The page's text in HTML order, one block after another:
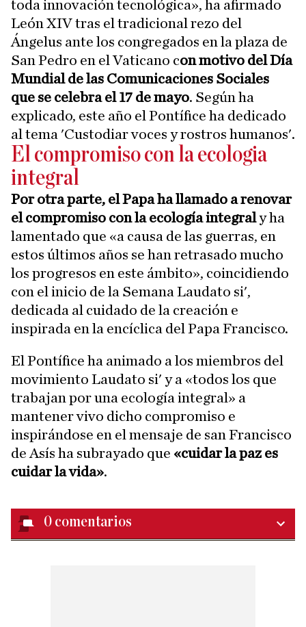
toda innovación tecnológica», ha afirmado
León XIV tras el tradicional rezo del
Ángelus ante los congregados en la plaza de
San Pedro en el Vaticano con motivo del Día
Mundial de las Comunicaciones Sociales
que se celebra el 17 de mayo. Según ha
explicado, este año el Pontífice ha dedicado
al tema 'Custodiar voces y rostros humanos'.
El compromiso con la ecologia
integral
Por otra parte, el Papa ha llamado a renovar
el compromiso con la ecología integraly ha
lamentado que «a causa de las guerras, en
estos últimos años se han retrasado mucho
los progresos en este ámbito», coincidiendo
con el inicio de la Semana Laudato si',
dedicada al cuidado de la creación e
inspirada en la encíclica del Papa Francisco.
El Pontífice ha animado a los miembros del
movimiento Laudato si' y a «todos los que
trabajan por una ecología integral» a
mantener vivo dicho compromiso e
inspirándose en el mensaje de san Francisco
de Asís ha subrayado que «cuidar la paz es
cuidar la vida».
0 comentarios